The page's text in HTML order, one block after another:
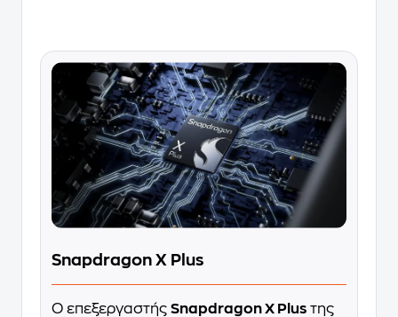
Snapdragon X Plus
Ο επεξεργαστής Snapdragon X Plus της